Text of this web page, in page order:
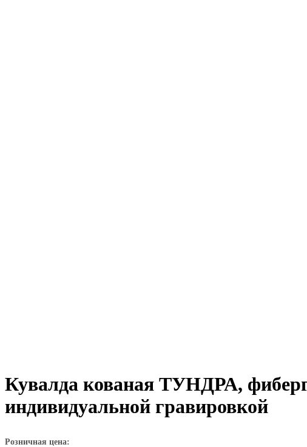
Кувалда кованая ТУНДРА,
индивидуальной гравировкой
Розничная цена: